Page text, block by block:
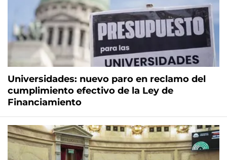
Universidades: nuevo paro en reclamo del
cumplimiento efectivo de la Ley de
Financiamiento